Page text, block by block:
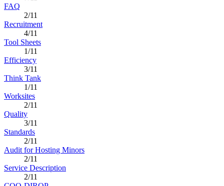
FAQ
2/11
Recruitment
4/11
Tool Sheets
1/11
Efficiency
3/11
Think Tank
1/11
Worksites
2/11
Quality
3/11
Standards
2/11
Audit for Hosting Minors
2/11
Service Description
2/11